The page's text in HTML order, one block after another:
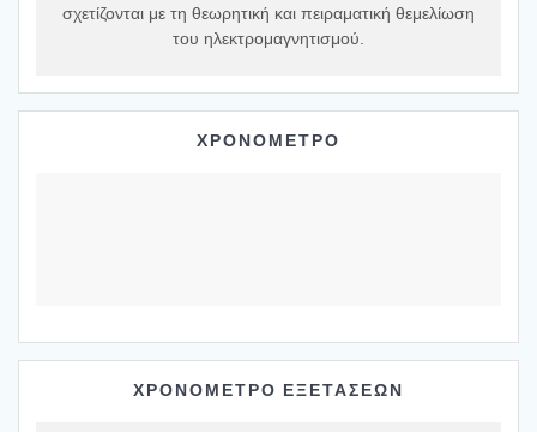
σχετίζονται με τη θεωρητική και πειραματική θεμελίωση
του ηλεκτρομαγνητισμού.
ΧΡΟΝΟΜΕΤΡΟ
ΧΡΟΝΟΜΕΤΡΟ ΕΞΕΤΑΣΕΩΝ